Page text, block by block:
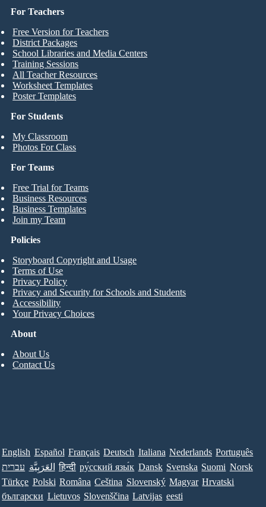
For Students
My Classroom
Photos For Class
For Teachers
Free Version for Teachers
District Packages
School Libraries and Media Centers
Training Sessions
All Teacher Resources
Worksheet Templates
Poster Templates
For Teams
Free Trial for Teams
Business Resources
Business Templates
Join my Team
About
About Us
Contact Us
Policies
Storyboard Copyright and Usage
Terms of Use
Privacy Policy
Privacy and Security for Schools and Students
Accessibility
Your Privacy Choices
English Español Français Deutsch Italiana Nederlands Português
עברית العَرَبِيَّة हिन्दी ру́сский язы́к Dansk Svenska Suomi Norsk
Türkçe Polski Româna Ceština Slovenský Magyar Hrvatski
български Lietuvos Slovenščina Latvijas eesti